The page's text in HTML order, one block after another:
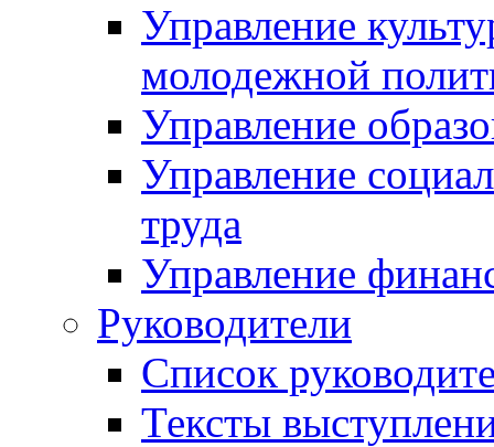
Управление
молодежной
Управление
Управление
труда
Управление
Руководители
Список
Тексты